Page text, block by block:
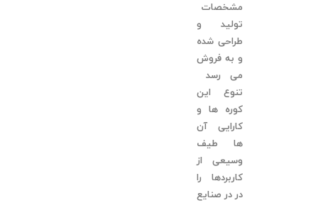
مشخصات
تولید و
طراحی شده
و به فروش
می رسد
تنوع این
کوره ها و
کارایی آن
ها طیف
وسیعی از
کاربردها را
در در صنایع